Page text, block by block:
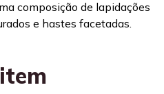
composição de lapidações
e hastes facetadas.